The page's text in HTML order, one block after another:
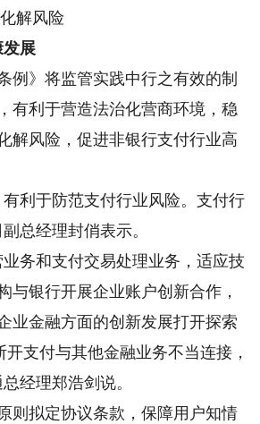
解风险
发展
》将监管实践中行之有效的制
有利于营造法治化营商环境，稳
解风险，促进非银行支付行业高
利于防范支付行业风险。支付行
总经理封俏表示。
务和支付交易处理业务，适应技
与银行开展企业账户创新合作，
业金融方面的创新发展打开探索
支付与其他金融业务不当连接，
经理郑浩剑说。
拟定协议条款，保障用户知情